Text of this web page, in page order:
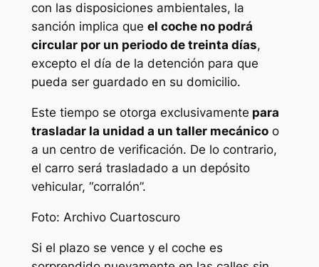
con las disposiciones ambientales, la
sanción implica que el coche no podrá
circular por un periodo de treinta días,
excepto el día de la detención para que
pueda ser guardado en su domicilio.
Este tiempo se otorga exclusivamente para
trasladar la unidad a un taller mecánicoo
a un centro de verificación. De lo contrario,
el carro será trasladado a un depósito
vehicular, “corralón”.
Foto: Archivo Cuartoscuro
Si el plazo se vence y el coche es